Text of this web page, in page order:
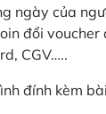
ngày của
đổi
CGV…..
đính kèm